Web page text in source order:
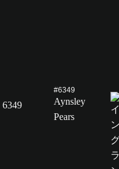
6349
#6349
Aynsley
Pears